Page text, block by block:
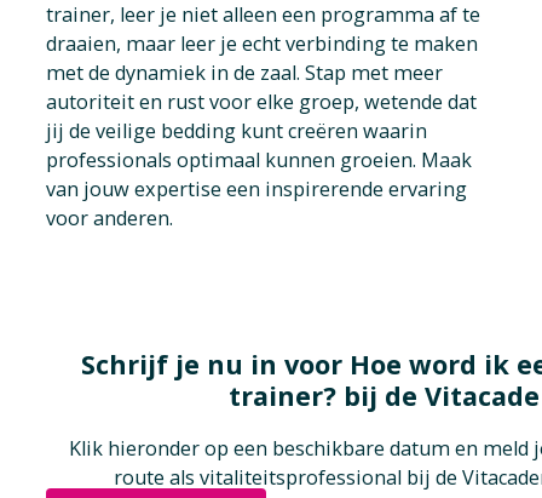
trainer, leer je niet alleen een programma af te
draaien, maar leer je echt verbinding te maken
met de dynamiek in de zaal. Stap met meer
autoriteit en rust voor elke groep, wetende dat
jij de veilige bedding kunt creëren waarin
professionals optimaal kunnen groeien. Maak
van jouw expertise een inspirerende ervaring
voor anderen.
Schrijf je nu in voor Hoe word ik
trainer? bij de
Klik hieronder op een beschikbare datum en meld
route als vitaliteitsprofessional bij de